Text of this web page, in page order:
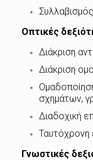
Συλλαβισμός
Οπτικές
Διάκριση
Διάκριση
σχημάτων,
Διαδοχική
Γνωστικές